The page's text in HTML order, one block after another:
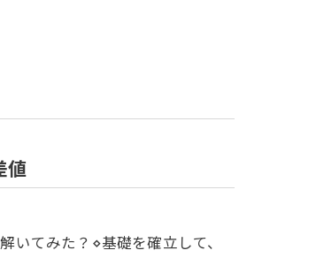
値
てみた？⋄基礎を確立して、